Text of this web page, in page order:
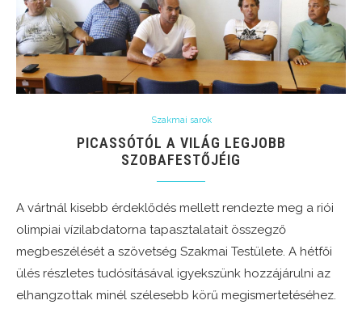
Szakmai sarok
PICASSÓTÓL A VILÁG LEGJOBB
SZOBAFESTŐJÉIG
A vártnál kisebb érdeklődés mellett rendezte meg a riói
olimpiai vízilabdatorna tapasztalatait összegző
megbeszélését a szövetség Szakmai Testülete. A hétfői
ülés részletes tudósításával igyekszünk hozzájárulni az
elhangzottak minél szélesebb körű megismertetéséhez.